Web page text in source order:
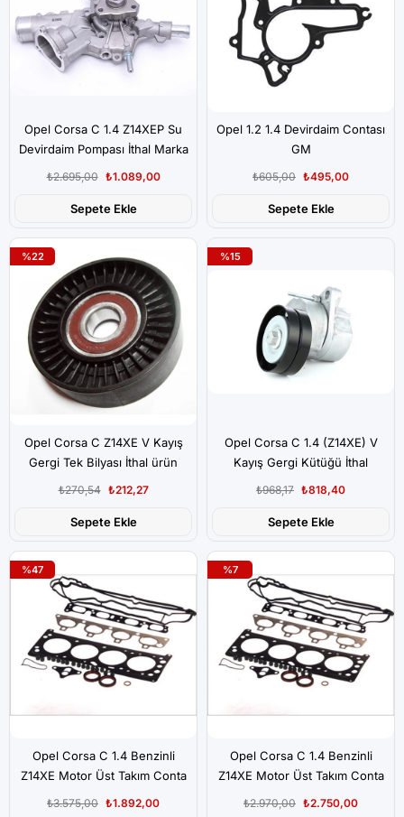
Opel Corsa C 1.4 Z14XEP Su
Devirdaim Pompası İthal Marka
₺1.089,00
₺2.695,00
Sepete Ekle
Opel 1.2 1.4 Devirdaim Contası
GM
₺495,00
₺605,00
Sepete Ekle
Opel Corsa C Z14XE V Kayış
Gergi Tek Bilyası İthal ürün
₺212,27
₺270,54
Sepete Ekle
%22
Opel Corsa C 1.4 (Z14XE) V
Kayış Gergi Kütüğü İthal
₺818,40
₺968,17
Sepete Ekle
%15
Opel Corsa C 1.4 Benzinli
Z14XE Motor Üst Takım Conta
₺1.892,00
₺3.575,00
%47
Opel Corsa C 1.4 Benzinli
Z14XE Motor Üst Takım Conta
₺2.750,00
₺2.970,00
%7